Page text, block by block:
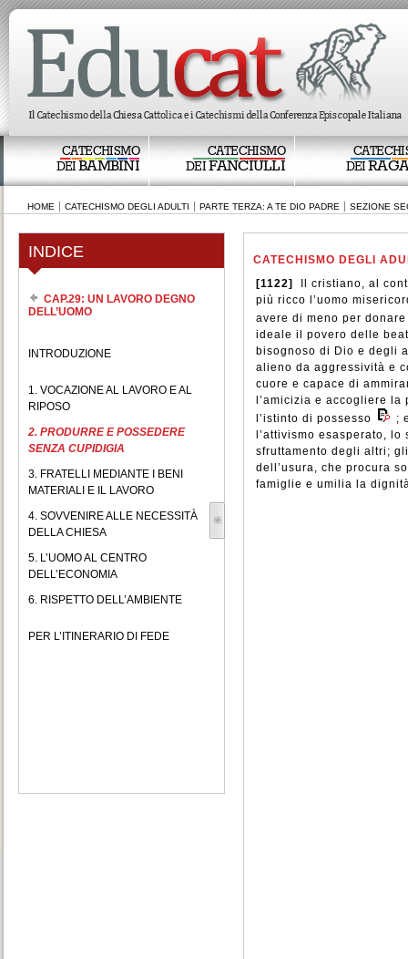
CATECHISMO
DEIBAMBINI
CATECHISMO
DEIFANCIULLI
DEI
HOME CATECHISMO DEGLI ADULTI PARTE TERZA: A TE DIO PADRE SEZIONE
INDICE
CAP.29: UN LAVORO DEGNO
DELL’UOMO
INTRODUZIONE
1. VOCAZIONE AL LAVORO E AL
RIPOSO
2. PRODURRE E POSSEDERE
SENZA CUPIDIGIA
3. FRATELLI MEDIANTE I BENI
MATERIALI E IL LAVORO
4. SOVVENIRE ALLE NECESSITÀ
DELLA CHIESA
5. L’UOMO AL CENTRO
DELL’ECONOMIA
6. RISPETTO DELL’AMBIENTE
PER L’ITINERARIO DI FEDE
CATECHISMO DEGLI
[1122]
Il cristiano, al
più ricco l’uomo
avere di meno per
ideale il povero delle
bisognoso di Dio e degli
alieno da aggressività e
cuore e capace di
l’amicizia e accogliere
l’istinto di possesso
;
l’attivismo esasperato,
sfruttamento degli altri;
dell’usura, che procura
famiglie e umilia la